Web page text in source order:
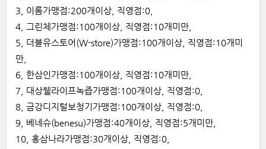
3, 이롬가맹점:200개이상, 직영점:0,
4, 그린체가맹점:100개이상, 직영점:10개미만,
5, 더블유스토어(W-store)가맹점:100개이상, 직영점:10개미
만,
6, 한삼인가맹점:100개이상, 직영점:10개미만,
7, 대상웰라이프녹즙가맹점:100개이상, 직영점:0,
8, 금강디지털보청기가맹점:100개이상, 직영점:0,
9, 베네슈(benesu)가맹점:40개이상, 직영점:5개미만,
10, 홍삼나라가맹점:30개이상, 직영점:0,